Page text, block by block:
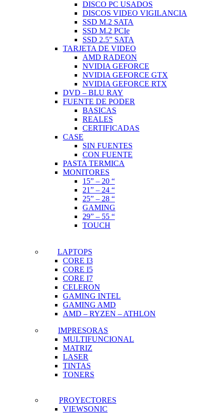
DISCO PC USADOS
DISCOS VIDEO VIGILANCIA
SSD M.2 SATA
SSD M.2 PCIe
SSD 2.5” SATA
TARJETA DE VIDEO
AMD RADEON
NVIDIA GEFORCE
NVIDIA GEFORCE GTX
NVIDIA GEFORCE RTX
DVD – BLU RAY
FUENTE DE PODER
BASICAS
REALES
CERTIFICADAS
CASE
SIN FUENTES
CON FUENTE
PASTA TERMICA
MONITORES
15” – 20 “
21” – 24 “
25” – 28 “
GAMING
29” – 55 “
TOUCH
LAPTOPS
CORE I3
CORE I5
CORE I7
CELERON
GAMING INTEL
GAMING AMD
AMD – RYZEN – ATHLON
IMPRESORAS
MULTIFUNCIONAL
MATRIZ
LASER
TINTAS
TONERS
PROYECTORES
VIEWSONIC